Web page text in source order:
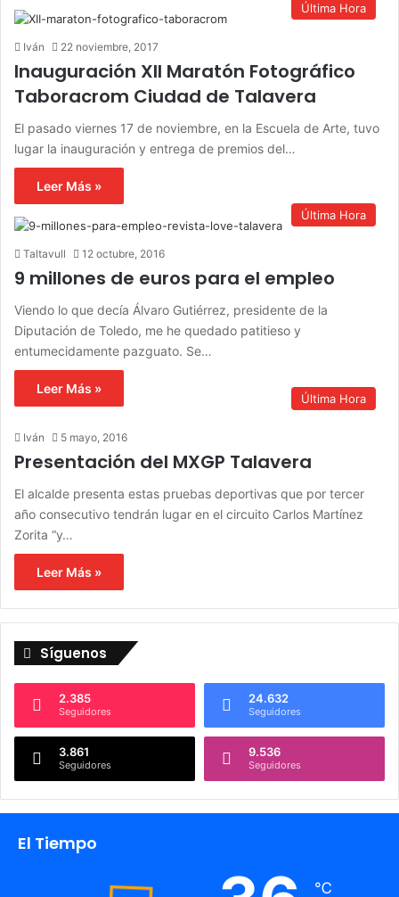
Última Hora
Iván 22 noviembre, 2017
Inauguración XII Maratón Fotográfico
Taboracrom Ciudad de Talavera
El pasado viernes 17 de noviembre, en la Escuela de Arte, tuvo
lugar la inauguración y entrega de premios del…
Leer Más »
Última Hora
Taltavull 12 octubre, 2016
9 millones de euros para el empleo
Viendo lo que decía Álvaro Gutiérrez, presidente de la
Diputación de Toledo, me he quedado patitieso y
entumecidamente pazguato. Se…
Leer Más »
Última Hora
Iván 5 mayo, 2016
Presentación del MXGP Talavera
El alcalde presenta estas pruebas deportivas que por tercer
año consecutivo tendrán lugar en el circuito Carlos Martínez
Zorita “y…
Leer Más »
Síguenos
2.385
Seguidores
24.632
Seguidores
3.861
Seguidores
9.536
Seguidores
El Tiempo
℃